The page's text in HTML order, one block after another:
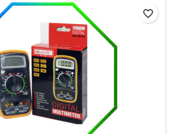
favorite_border